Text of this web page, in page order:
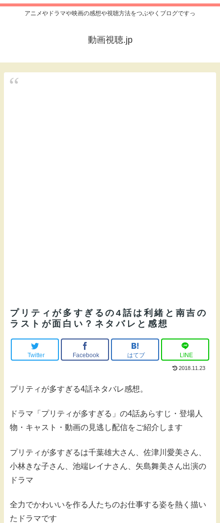
アニメやドラマや映画の感想や視聴方法をつぶやくブログですっ
動画視聴.jp
プリティが多すぎるの4話は利緒と南吉の
ラストが面白い？ネタバレと感想
Twitter Facebook はてブ LINE
2018.11.23
プリティが多すぎる4話ネタバレ感想。
ドラマ「プリティが多すぎる」の4話あらすじ・登場人
物・キャスト・動画の見逃し配信をご紹介します
プリティが多すぎるは千葉雄大さん、佐津川愛美さん、
小林きな子さん、池端レイナさん、矢島舞美さん出演の
ドラマ
全力でかわいいを作る人たちのお仕事する姿を熱く描い
たドラマです